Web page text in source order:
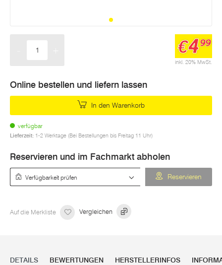
inkl. 20% MwSt.
€499
Online bestellen und liefern lassen
In den Warenkorb
verfügbar
Lieferzeit: 1-2 Werktage (Bei Bestellungen bis Freitag 11 Uhr)
Reservieren und im Fachmarkt abholen
Reservieren
Auf die Merkliste Vergleichen
DETAILS BEWERTUNGEN HERSTELLERINFOS